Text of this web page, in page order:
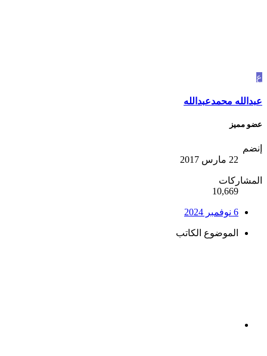
ع
عبدالله محمدعبدالله
عضو مميز
إنضم
22 مارس 2017
المشاركات
10,669
6 نوفمبر 2024
الموضوع الكاتب